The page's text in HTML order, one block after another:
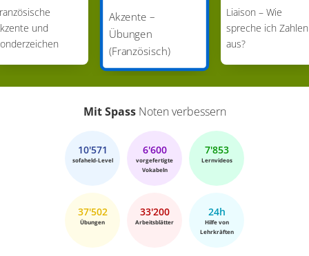
und
Akzente –
Übungen
(Französisch)
Liaison – Wie
spreche ich Zahlen
aus?
Mit SpassNoten verbessern
10'571
sofaheld-Level
6'600
vorgefertigte
Vokabeln
7'853
Lernvideos
37'502
Übungen
33'200
Arbeitsblätter
24h
Hilfe von
Lehrkräften